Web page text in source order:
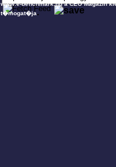
www.e-benchmark.hu a CEO Magazin
t�mogat�ja.